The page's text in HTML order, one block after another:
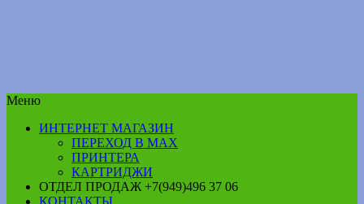
Меню
ИНТЕРНЕТ МАГАЗИН
ПЕРЕХОД В MAX
ПРИНТЕРА
КАРТРИДЖИ
ОТДЕЛ ПРОДАЖ +7(949)496 37 06
КОНТАКТЫ